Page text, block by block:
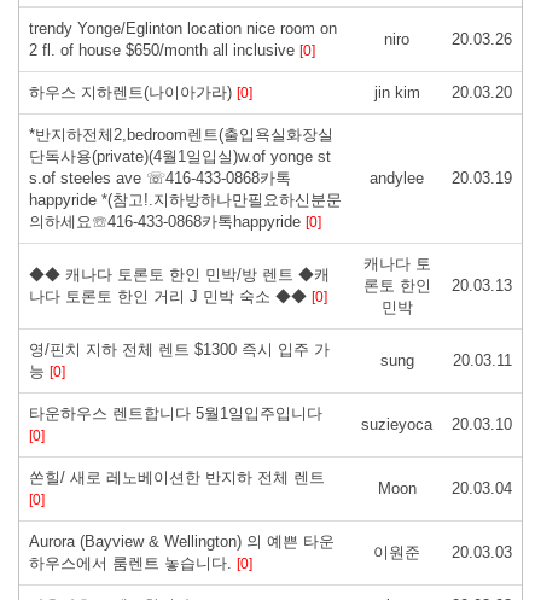
trendy Yonge/Eglinton location nice room on
2 fl. of house $650/month all inclusive [0]
niro 20.03.26
하우스 지하렌트(나이아가라) [0] jin kim 20.03.20
*반지하전체2,bedroom렌트(출입욕실화장실
단독사용(private)(4월1일입실)w.of yonge st
s.of steeles ave ☏416-433-0868카톡
happyride *(참고!.지하방하나만필요하신분문
의하세요☏416-433-0868카톡happyride [0]
andylee 20.03.19
◆◆ 캐나다 토론토 한인 민박/방 렌트 ◆캐
나다 토론토 한인 거리 J 민박 숙소 ◆◆ [0]
캐나다 토
론토 한인
민박
20.03.13
영/핀치 지하 전체 렌트 $1300 즉시 입주 가
능 [0]
sung 20.03.11
타운하우스 렌트합니다 5월1일입주입니다
[0]
suzieyoca 20.03.10
쏜힐/ 새로 레노베이션한 반지하 전체 렌트
[0]
Moon 20.03.04
Aurora (Bayview & Wellington) 의 예쁜 타운
하우스에서 룸렌트 놓습니다. [0]
이원준 20.03.03